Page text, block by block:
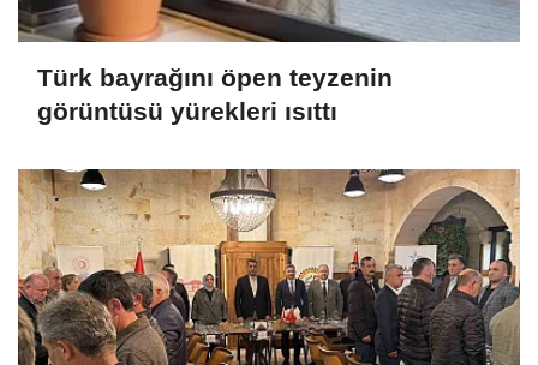
Türk bayrağını öpen teyzenin
görüntüsü yürekleri ısıttı